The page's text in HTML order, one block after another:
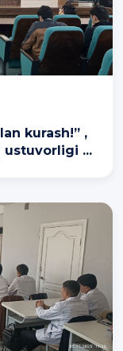
kurash!” ,
ustuvorligi ...